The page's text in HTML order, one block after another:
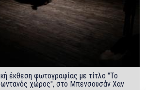
έκθεση φωτογραφίας με τίτλο "Το
χώρος", στο Μπενσουσάν Χαν